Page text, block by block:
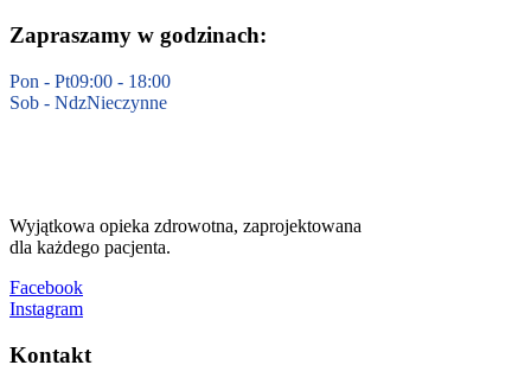
Zapraszamy w godzinach:
Pon - Pt09:00 - 18:00
Sob - NdzNieczynne
Wyjątkowa opieka zdrowotna, zaprojektowana
dla każdego pacjenta.
Facebook
Instagram
Kontakt